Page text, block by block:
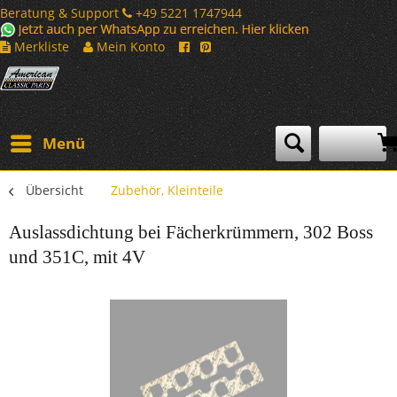
Beratung & Support
+49 5221 1747944
Merkliste
Mein Konto
Menü
Übersicht Zubehör, Kleinteile
Auslassdichtung bei Fächerkrümmern, 302 Boss
und 351C, mit 4V